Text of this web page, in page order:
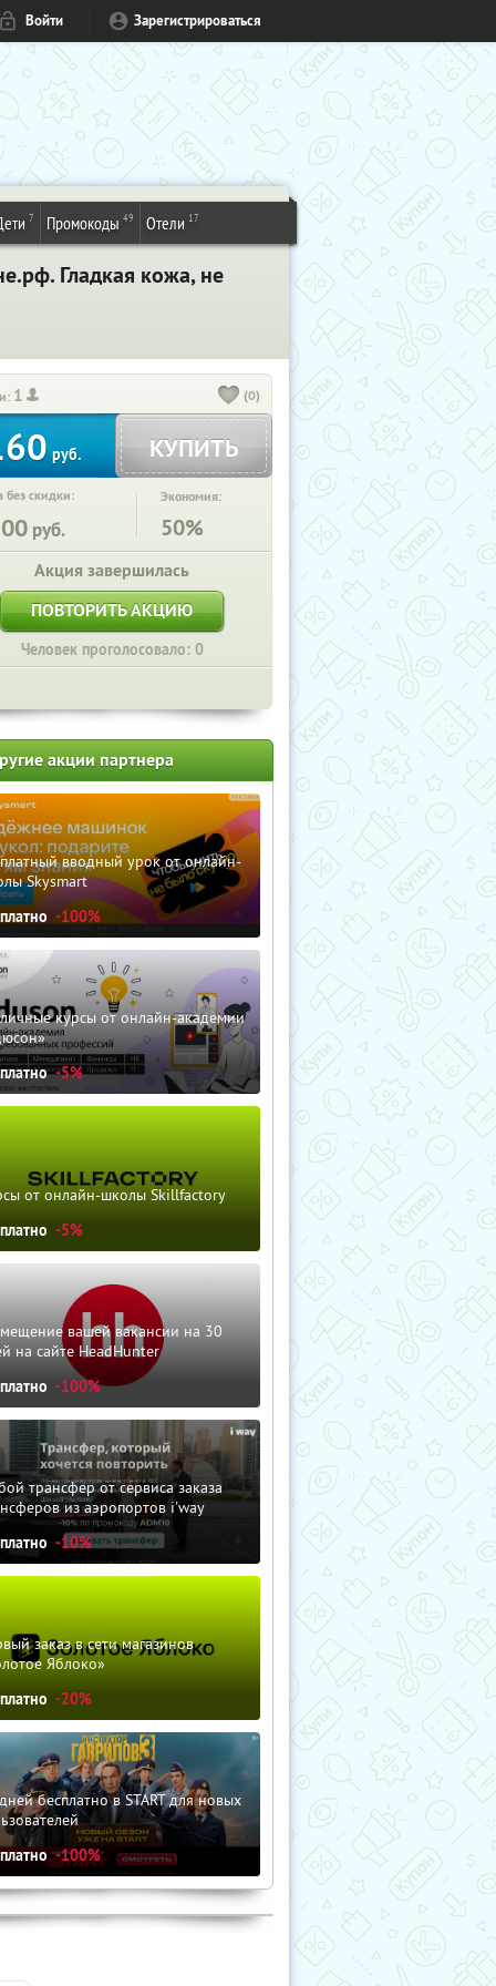
Войти Зарегистрироваться
7 Промокоды 49 Отели 17
Гладкая кожа, не
1 (0)
руб. КУПИТЬ
без скидки:
руб.
Экономия:
50%
Акция завершилась
ПОВТОРИТЬ АКЦИЮ
Человек проголосовало: 0
акции партнера
вводный урок от онлайн-
Skysmart
-100%
курсы от онлайн-академии
-5%
от онлайн-школы Skillfactory
-5%
вашей вакансии на 30
на сайте HeadHunter
-100%
трансфер от сервиса заказа
из аэропортов i'way
-10%
заказ в сети магазинов
Яблоко»
-20%
бесплатно в START для новых
-100%